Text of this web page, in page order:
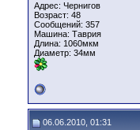
Адрес: Чернигов
Возраст: 48
Сообщений: 357
Машина: Таврия
Длина: 1060мкм
Диаметр: 34мм
06.06.2010, 01:31